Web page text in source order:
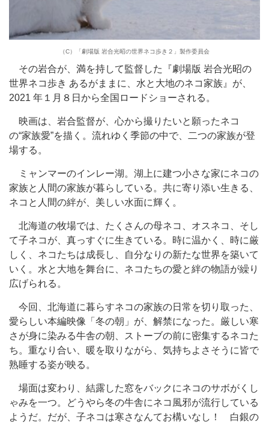
（C）「劇場版 岩合光昭の世界ネコ歩き２」製作委員会
その岩合が、満を持して監督した『劇場版 岩合光昭の
世界ネコ歩き あるがままに、水と大地のネコ家族』が、
2021 年１月８日から全国ロードショーされる。
映画は、岩合監督が、心から撮りたいと願ったネコ
の“家族愛”を描く。流れゆく季節の中で、二つの家族が登
場する。
ミャンマーのインレー湖。湖上に建つ小さな家にネコの
家族と人間の家族が暮らしている。共に寄り添い生きる、
ネコと人間の絆が、美しい水面に輝く。
北海道の牧場では、たくさんの母ネコ、オスネコ、そし
て子ネコが、真っすぐに生きている。時に温かく、時に厳
しく、ネコたちは成長し、自分なりの新たな世界を築いて
いく。水と大地を舞台に、ネコたちの愛と絆の物語が繰り
広げられる。
今回、北海道に暮らすネコの家族の日常を切り取った、
愛らしい本編映像「冬の朝」が、解禁になった。厳しい寒
さが身に染みる牛舎の朝、ストーブの前に密集するネコた
ち。重なり合い、暖を取りながら、気持ちよさそうに皆で
熟睡する姿が映る。
場面は変わり、結露した窓をバックにネコのサボがくし
ゃみを一つ。どうやら冬の牛舎にネコ風邪が流行している
ようだ。だが、子ネコは寒さなんてお構いなし！ 白銀の